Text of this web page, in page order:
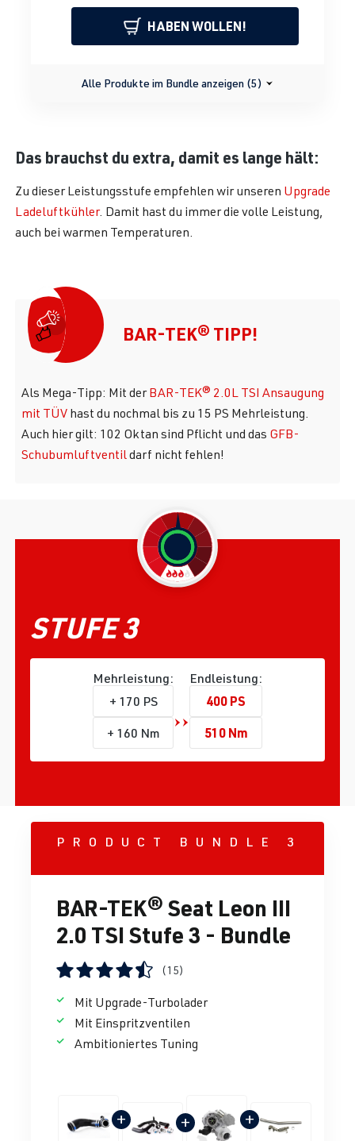
HABEN WOLLEN!
Alle Produkte im Bundle anzeigen (5)
Das brauchst du extra, damit es lange hält:
Zu dieser Leistungsstufe empfehlen wir unseren Upgrade
Ladeluftkühler. Damit hast du immer die volle Leistung,
auch bei warmen Temperaturen.
BAR-TEK® TIPP!
Als Mega-Tipp: Mit derBAR-TEK® 2.0L TSI Ansaugung
mit TÜV hast du nochmal bis zu 15 PS Mehrleistung.
Auch hier gilt: 102 Oktan sind Pflicht und das GFB-
Schubumluftventil darf nicht fehlen!
STUFE 3
Mehrleistung:
+ 170 PS
+ 160 Nm
Endleistung:
400 PS
510 Nm
PRODUCT BUNDLE 3
BAR-TEK® Seat Leon III
2.0 TSI Stufe 3 - Bundle
(15)
Mit Upgrade-Turbolader
Mit Einspritzventilen
Ambitioniertes Tuning
+ + +